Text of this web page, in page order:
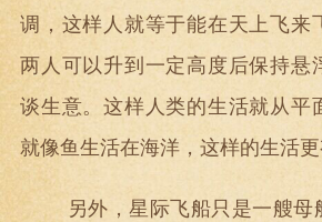
调，这样人就等于能在天上飞来
两人可以升到一定高度后保持悬
谈生意。这样人类的生活就从平
就像鱼生活在海洋，这样的生活更
另外，星际飞船只是一艘母